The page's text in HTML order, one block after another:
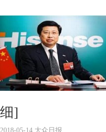
细]
2018-05-14 大众日报